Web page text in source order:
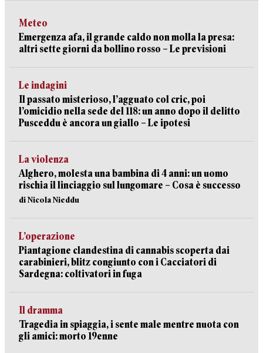
Meteo
Emergenza afa, il grande caldo non molla la presa:
altri sette giorni da bollino rosso – Le previsioni
Le indagini
Il passato misterioso, l’agguato col cric, poi
l’omicidio nella sede del 118: un anno dopo il delitto
Pusceddu è ancora un giallo – Le ipotesi
La violenza
Alghero, molesta una bambina di 4 anni: un uomo
rischia il linciaggio sul lungomare – Cosa è successo
di Nicola Nieddu
L’operazione
Piantagione clandestina di cannabis scoperta dai
carabinieri, blitz congiunto con i Cacciatori di
Sardegna: coltivatori in fuga
Il dramma
Tragedia in spiaggia, i sente male mentre nuota con
gli amici: morto 19enne